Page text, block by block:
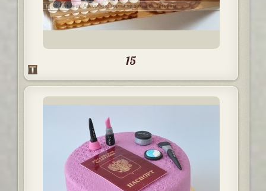
15